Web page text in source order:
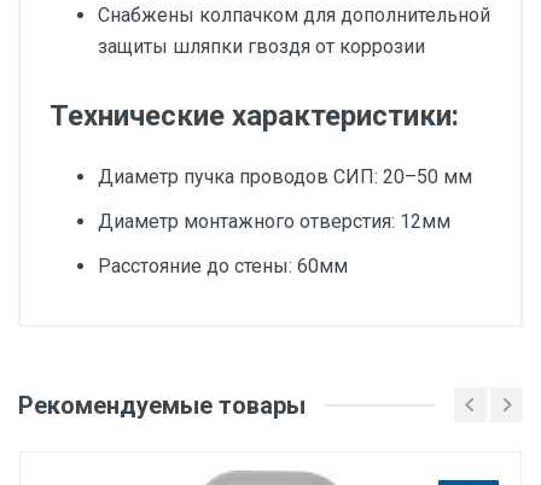
Снабжены колпачком для дополнительной
защиты шляпки гвоздя от коррозии
Технические характеристики:
Диаметр пучка проводов СИП: 20–50 мм
Диаметр монтажного отверстия: 12мм
Расстояние до стены: 60мм
Количество в наборе/упаковке, шт
Рекомендуемые товары